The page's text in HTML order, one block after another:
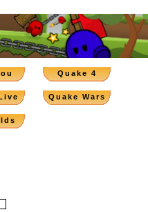
Quake 4
Quake Wars